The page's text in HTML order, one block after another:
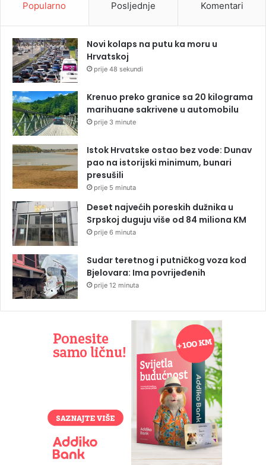
Popularno Posljednje Komentari
Novi kolaps na putu ka moru u
Hrvatskoj
prije 48 sekundi
Krenuo preko granice sa 20 kilograma
marihuane sakrivene u automobilu
prije 3 minute
Istok Hrvatske ostao bez vode: Dunav
pao na istorijski minimum, bunari
presušili
prije 5 minuta
Deset najvećih poreskih dužnika u
Srpskoj duguju više od 84 miliona KM
prije 6 minuta
Sudar teretnog i putničkog voza kod
Bjelovara: Ima povrijeđenih
prije 12 minuta